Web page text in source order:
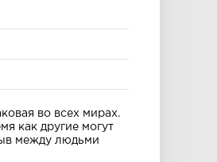
во всех мирах.
как другие могут
между людьми